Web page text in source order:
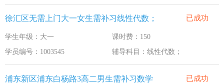
徐汇区无需上门大一女生需补习线性代数； 已成功
学生年级：大一
课时费：150
学员编号：1003545
辅导科目：线性代数；
浦东新区浦东白杨路3高二男生需补习数学 已成功